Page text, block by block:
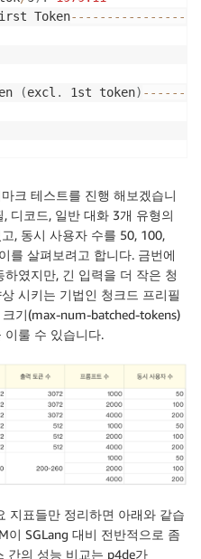
Token- - - - - - - - - - - - - - - -
(excl . 1st token) - - - - - -
크 테스트를 진행 해보겠습니
디코드, 일반 대화 3개 유형의
, 동시 사용자 수를 50, 100,
를 살펴보려고 합니다. 금번에
였지만, 긴 입력을 더 작은 청
시키는 기법인 청크드 프리필
기(max-num-batched-tokens)
이룰 수 있습니다.
지표들만 정리하면 아래와 같습
이 SGLang 대비 전반적으로 좀
간의 성능 비교는 p4de가